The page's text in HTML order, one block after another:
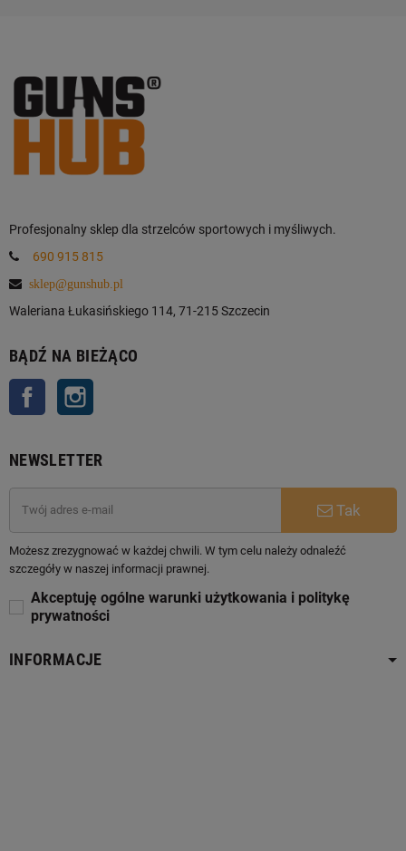
Profesjonalny sklep dla strzelców sportowych i myśliwych.
690 915 815
sklep@gunshub.pl
Waleriana Łukasińskiego 114, 71-215 Szczecin
BĄDŹ NA BIEŻĄCO
Facebook
NEWSLETTER
Tak
Możesz zrezygnować w każdej chwili. W tym celu należy odnaleźć
szczegóły w naszej informacji prawnej.
Akceptuję ogólne warunki użytkowania i politykę
prywatności
INFORMACJE